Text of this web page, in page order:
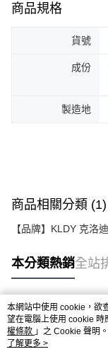
商品規格
貨號
成份
製造地
商品相關分類 (1)
【品牌】KLDY 克洛
本分類熱銷全站
熱門標籤
本網站中使用 cookie，欲
望在電腦上使用 cookie 時
權條款 」之 Cookie 聲明
用條款之 Cookie 聲明使用
了解更多 >